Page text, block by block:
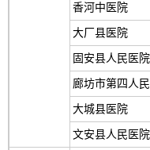
香河中医院
大厂县医院
固安县人民医院
廊坊市第四人
大城县医院
文安县人民医院